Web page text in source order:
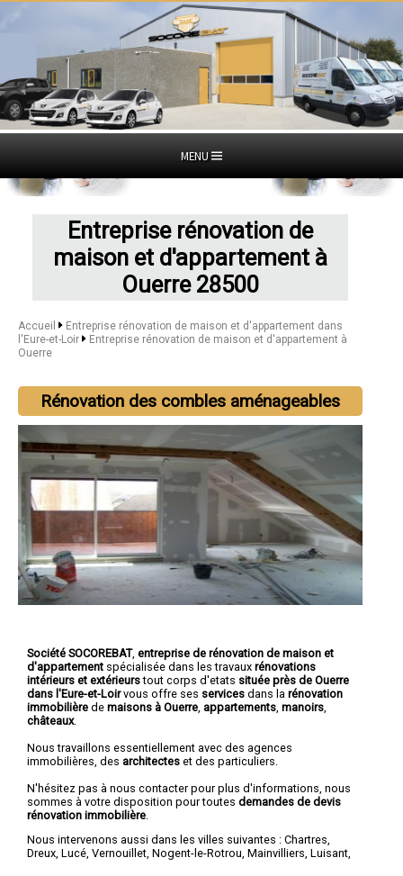
MENU
Entreprise rénovation de
maison et d'appartement à
Ouerre 28500
Accueil
Entreprise rénovation de maison et d'appartement dans
l'Eure-et-Loir
Entreprise rénovation de maison et d'appartement à
Ouerre
Rénovation des combles aménageables
Société SOCOREBAT, entreprise de rénovation de maison et
d'appartement spécialisée dans les travaux rénovations
intérieurs et extérieurstout corps d'etats située près de Ouerre
dans l'Eure-et-Loirvous offre ses services dans la rénovation
immobilière de maisons à Ouerre appartements manoirs
châteaux.
Nous travaillons essentiellement avec des agences
immobilières, des architectes et des particuliers.
N'hésitez pas à nous contacter pour plus d'informations, nous
sommes à votre disposition pour toutes demandes de devis
rénovation immobilière
Nous intervenons aussi dans les villes suivantes : Chartres,
Dreux, Lucé, Vernouillet, Nogent-le-Rotrou, Mainvilliers, Luisant,